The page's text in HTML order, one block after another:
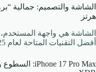
هرتز
الشاشة هي واجهة المستخدم،
أفضل التقنيات المتاحة لعام 2025.